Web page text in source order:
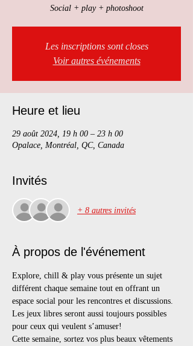
Social + play + photoshoot
Les inscriptions sont closes
Voir autres événements
Heure et lieu
29 août 2024, 19 h 00 – 23 h 00
Opalace, Montréal, QC, Canada
Invités
+ 8 autres invités
À propos de l'événement
Explore, chill & play vous présente un sujet
différent chaque semaine tout en offrant un
espace social pour les rencontres et discussions.
Les jeux libres seront aussi toujours possibles
pour ceux qui veulent s’amuser!
Cette semaine, sortez vos plus beaux vêtements